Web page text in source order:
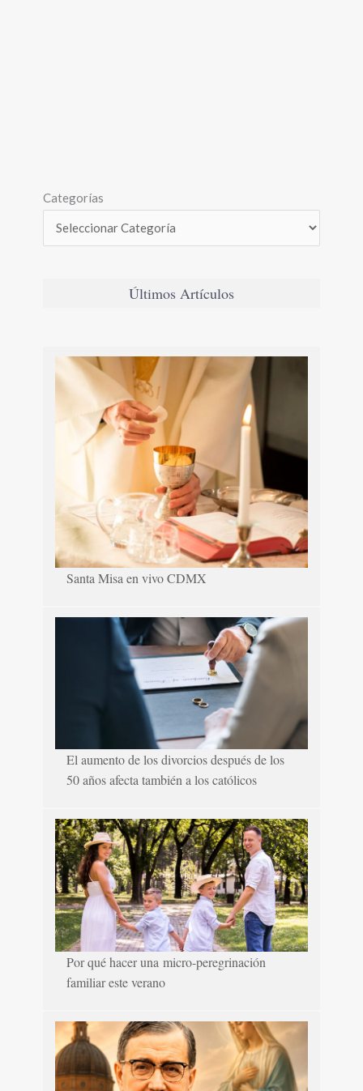
Categorías
Últimos Artículos
Santa Misa en vivo CDMX
El aumento de los divorcios después de los
50 años afecta también a los católicos
Por qué hacer una micro-peregrinación
familiar este verano